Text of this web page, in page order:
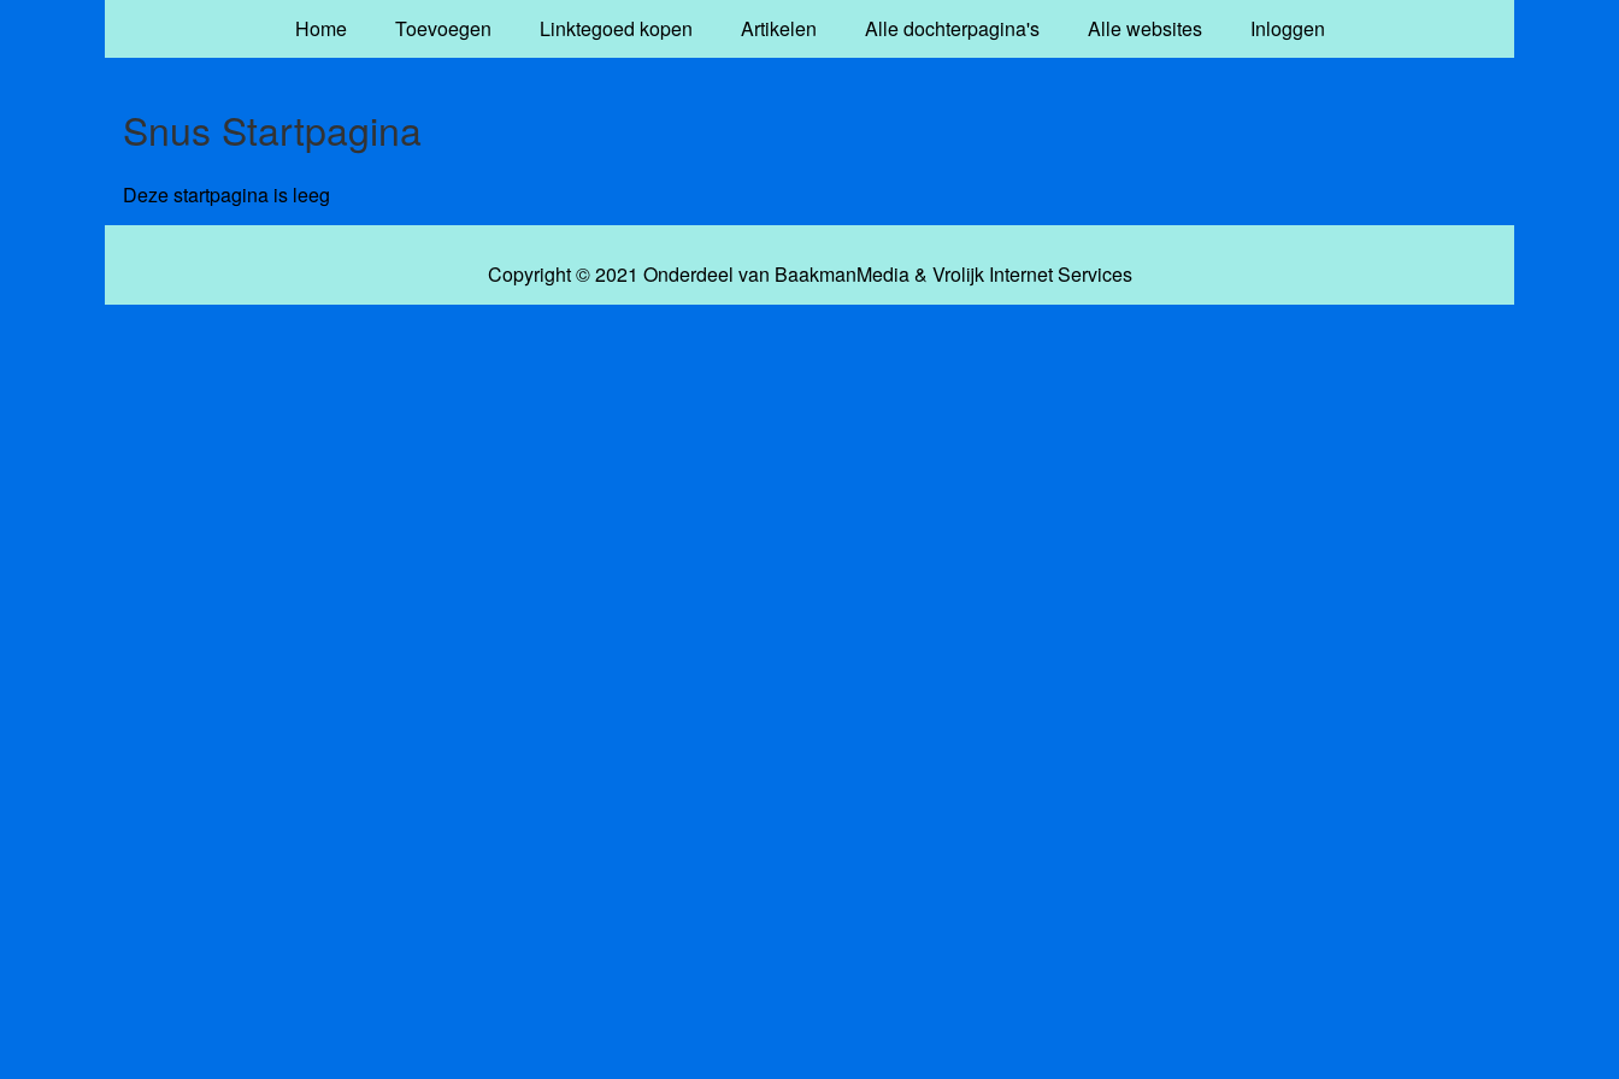
Home Toevoegen Linktegoed kopen Artikelen Alle dochterpagina's Alle websites Inloggen
Snus Startpagina
Deze startpagina is leeg
Copyright © 2021 Onderdeel van BaakmanMedia& Vrolijk Internet Services